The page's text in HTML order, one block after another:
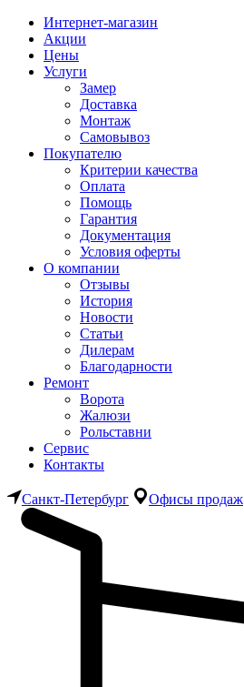
Интернет-магазин
Акции
Цены
Услуги
Замер
Доставка
Монтаж
Самовывоз
Покупателю
Критерии качества
Оплата
Помощь
Гарантия
Документация
Условия оферты
О компании
Отзывы
История
Новости
Статьи
Дилерам
Благодарности
Ремонт
Ворота
Жалюзи
Рольставни
Сервис
Контакты
Санкт-Петербург Офисы продаж